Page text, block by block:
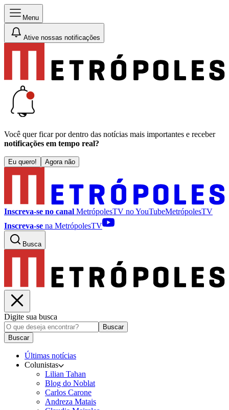
Menu
Ative nossas notificações
Você quer ficar por dentro das notícias mais importantes e receber
notificações em tempo real?
Eu quero! Agora não
Inscreva-se no canal MetrópolesTV noYouTubeMetrópolesTV
Inscreva-se na MetrópolesTV
Busca
Digite sua busca
Buscar
Buscar
Últimas notícias
Colunistas
Lilian Tahan
Blog do Noblat
Carlos Carone
Andreza Matais